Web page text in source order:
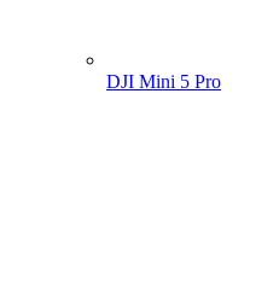
DJI Mini 5 Pro